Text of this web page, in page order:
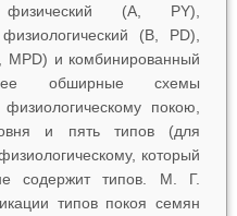
(А, PY),
(В, PD),
MPD) и комбинированный
обширные схемы
покою,
и пять типов (для
который
содержит типов. М. Г.
типов покоя семян